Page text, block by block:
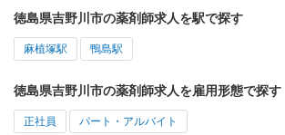
徳島県吉野川市の薬剤師求人を駅で探す
麻植塚駅 鴨島駅
徳島県吉野川市の薬剤師求人を雇用形態で探す
正社員 パート・アルバイト